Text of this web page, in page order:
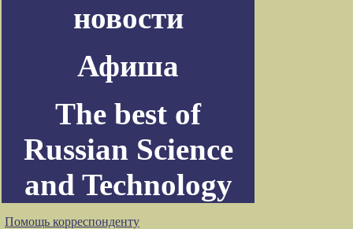
новости
Афиша
The best of
Russian Science
and Technology
Помощь корреспонденту